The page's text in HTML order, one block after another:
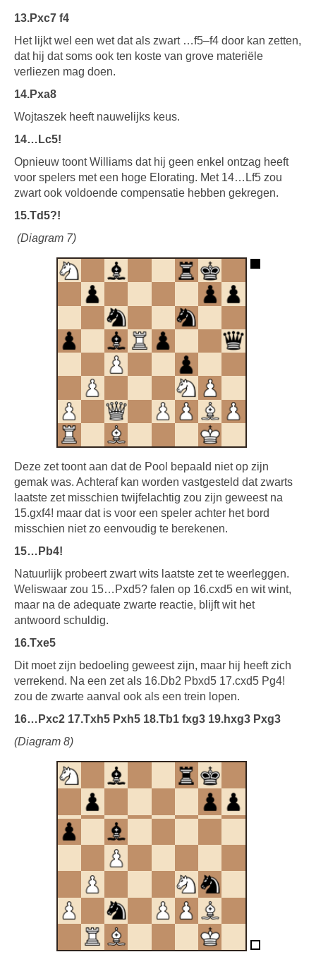
13.Pxc7 f4
Het lijkt wel een wet dat als zwart …f5–f4 door kan zetten,
dat hij dat soms ook ten koste van grove materiële
verliezen mag doen.
14.Pxa8
Wojtaszek heeft nauwelijks keus.
14…Lc5!
Opnieuw toont Williams dat hij geen enkel ontzag heeft
voor spelers met een hoge Elorating. Met 14…Lf5 zou
zwart ook voldoende compensatie hebben gekregen.
15.Td5?!
(Diagram 7)
Deze zet toont aan dat de Pool bepaald niet op zijn
gemak was. Achteraf kan worden vastgesteld dat zwarts
laatste zet misschien twijfelachtig zou zijn geweest na
15.gxf4! maar dat is voor een speler achter het bord
misschien niet zo eenvoudig te berekenen.
15…Pb4!
Natuurlijk probeert zwart wits laatste zet te weerleggen.
Weliswaar zou 15…Pxd5? falen op 16.cxd5 en wit wint,
maar na de adequate zwarte reactie, blijft wit het
antwoord schuldig.
16.Txe5
Dit moet zijn bedoeling geweest zijn, maar hij heeft zich
verrekend. Na een zet als 16.Db2 Pbxd5 17.cxd5 Pg4!
zou de zwarte aanval ook als een trein lopen.
16…Pxc2 17.Txh5 Pxh5 18.Tb1 fxg3 19.hxg3 Pxg3
(Diagram 8)